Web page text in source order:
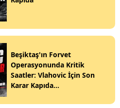
Beşiktaş'ın Forvet
Operasyonunda Kritik
Saatler: Vlahovic İçin Son
Karar Kapıda...